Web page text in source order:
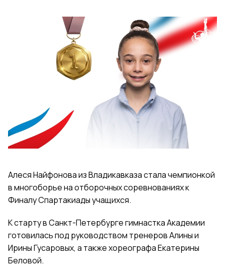
Алеся Найфонова из Владикавказа стала чемпионкой
в многоборье на отборочных соревнованиях к
Финалу Спартакиады учащихся.
К старту в Санкт-Петербурге гимнастка Академии
готовилась под руководством тренеров Алины и
Ирины Гусаровых, а также хореографа Екатерины
Беловой.